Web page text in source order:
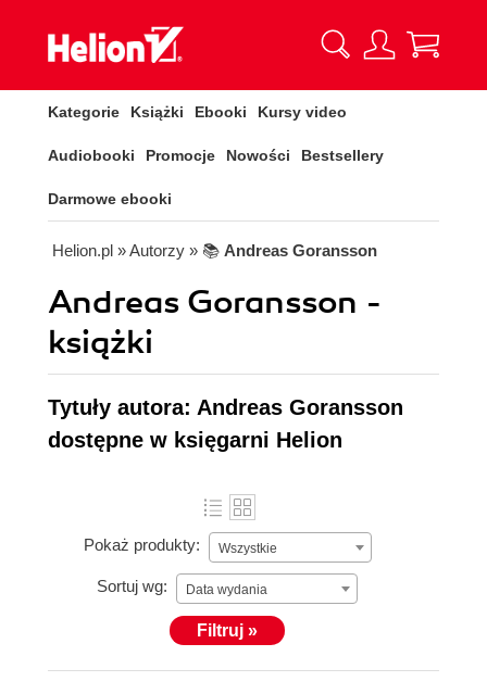
Kategorie Książki Ebooki Kursy video
Audiobooki Promocje Nowości Bestsellery
Darmowe ebooki
Helion.pl » Autorzy » 📚 Andreas Goransson
Andreas Goransson -
książki
Tytuły autora: Andreas Goransson
dostępne w księgarni Helion
Pokaż produkty: Wszystkie
Sortuj wg: Data wydania
Filtruj »